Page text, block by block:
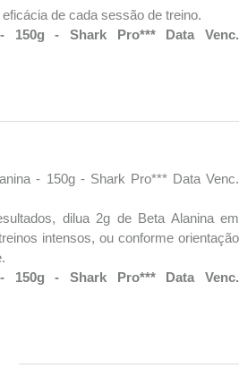
de cada sessão de treino.
150g - Shark Pro*** Data Venc.
- 150g - Shark Pro*** Data Venc.
dilua 2g de Beta Alanina em
intensos, ou conforme orientação
150g - Shark Pro*** Data Venc.